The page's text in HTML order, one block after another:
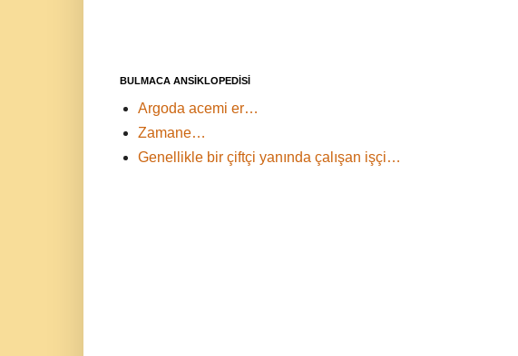
BULMACA ANSİKLOPEDİSİ
Argoda acemi er…
Zamane…
Genellikle bir çiftçi yanında çalışan işçi…